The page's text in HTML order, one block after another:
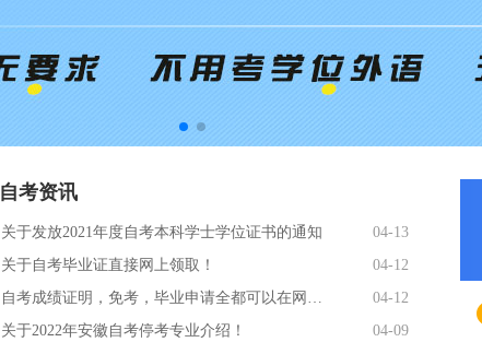
自考资讯
关于发放2021年度自考本科学士学位证书的通知
04-13
关于自考毕业证直接网上领取！
04-12
自考成绩证明，免考，毕业申请全都可以在网上办理了！
04-12
关于2022年安徽自考停考专业介绍！
04-09